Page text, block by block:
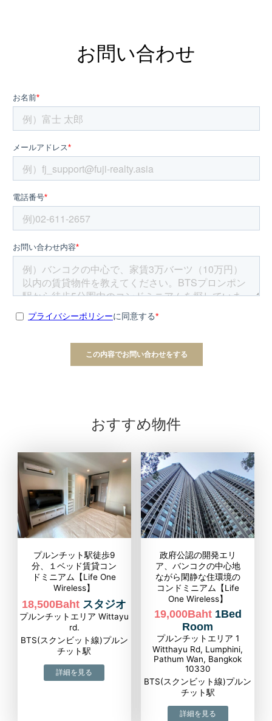
お問い合わせ
おすすめ物件
プルンチット駅徒歩9
分、１ベッド賃貸コン
ドミニアム【Life One
Wireless】
18,500Baht スタジオ
プルンチットエリア Wittayu
rd.
BTS(スクンビット線)プルン
チット駅
政府公認の開発エリ
ア、バンコクの中心地
ながら閑静な住環境の
コンドミニアム【Life
One Wireless】
19,000Baht 1Bed
Room
プルンチットエリア 1
Witthayu Rd, Lumphini,
Pathum Wan, Bangkok
10330
BTS(スクンビット線)プルン
チット駅